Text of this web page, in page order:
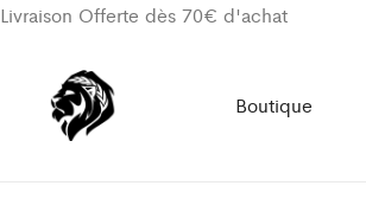
Livraison Offerte dès 70€ d'achat
Boutique